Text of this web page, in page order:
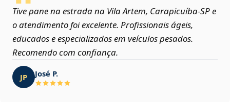
Tive pane na estrada na Vila Artem, Carapicuíba‑SP e
o atendimento foi excelente. Profissionais ágeis,
educados e especializados em veículos pesados.
Recomendo com confiança.
JP José P.